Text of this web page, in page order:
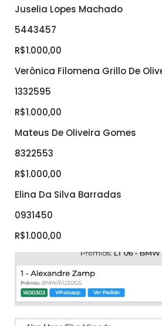
Juselia Lopes Machado
5443457
R$1.000,00
Verônica Filomena Grillo De
1332595
R$1.000,00
Mateus De Oliveira Gomes
8322553
R$1.000,00
Elina Da Silva Barradas
0931450
R$1.000,00